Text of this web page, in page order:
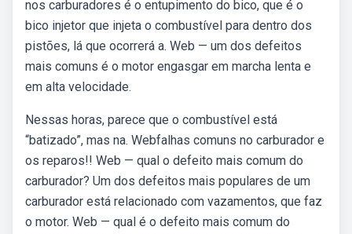
nos carburadores é o entupimento do bico, que é o
bico injetor que injeta o combustível para dentro dos
pistões, lá que ocorrerá a. Web — um dos defeitos
mais comuns é o motor engasgar em marcha lenta e
em alta velocidade.
Nessas horas, parece que o combustível está
“batizado”, mas na. Webfalhas comuns no carburador e
os reparos!! Web — qual o defeito mais comum do
carburador? Um dos defeitos mais populares de um
carburador está relacionado com vazamentos, que faz
o motor. Web — qual é o defeito mais comum do